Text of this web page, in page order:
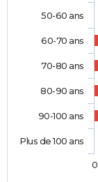
50-60 ans
60-70 ans
70-80 ans
80-90 ans
90-100 ans
Plus de 100 ans
0